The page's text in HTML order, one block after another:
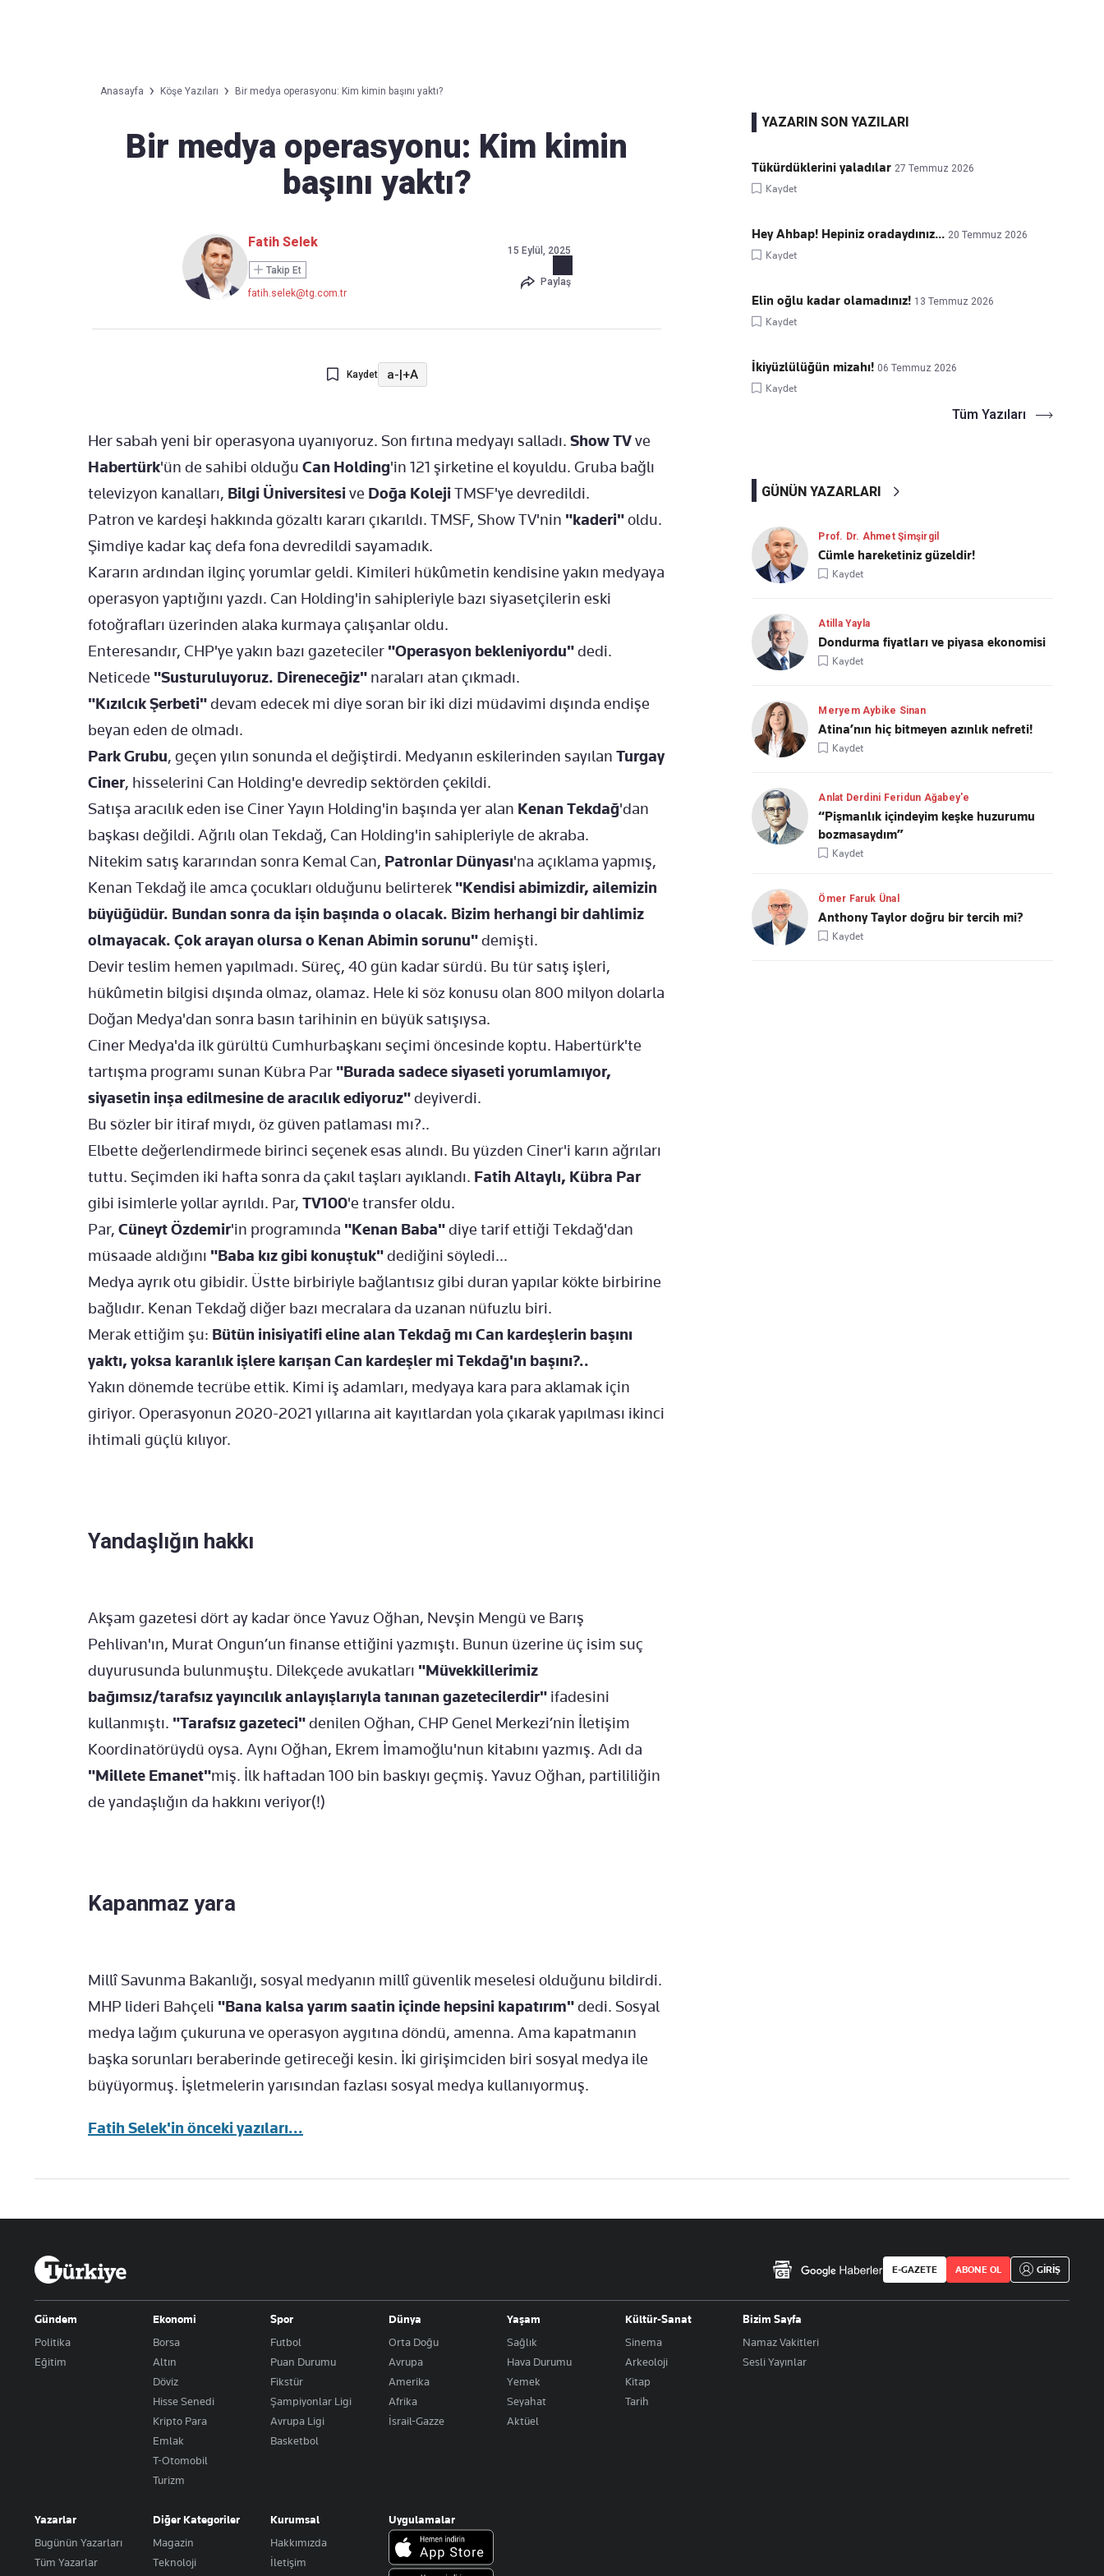
Anasayfa Köşe Yazıları Bir medya operasyonu: Kim kimin başını yaktı?
Bir medya operasyonu: Kim kimin
başını yaktı?
Fatih Selek
Takip Et
fatih.selek@tg.com.tr
15 Eylül, 2025
Paylaş
Kaydet a-|+A
Her sabah yeni bir operasyona uyanıyoruz. Son fırtına medyayı salladı. Show TVve
Habertürk'ün de sahibi olduğu Can Holding'in 121 şirketine el koyuldu. Gruba bağlı
televizyon kanalları, Bilgi Üniversitesive Doğa KolejiTMSF'ye devredildi.
Patron ve kardeşi hakkında gözaltı kararı çıkarıldı. TMSF, Show TV'nin "kaderi"oldu.
Şimdiye kadar kaç defa fona devredildi sayamadık.
Kararın ardından ilginç yorumlar geldi. Kimileri hükûmetin kendisine yakın medyaya
operasyon yaptığını yazdı. Can Holding'in sahipleriyle bazı siyasetçilerin eski
fotoğrafları üzerinden alaka kurmaya çalışanlar oldu.
Enteresandır, CHP'ye yakın bazı gazeteciler "Operasyon bekleniyordu"dedi.
Neticede "Susturuluyoruz. Direneceğiz" naraları atan çıkmadı.
"Kızılcık Şerbeti"devam edecek mi diye soran bir iki dizi müdavimi dışında endişe
beyan eden de olmadı.
Park Grubu, geçen yılın sonunda el değiştirdi. Medyanın eskilerinden sayılan Turgay
Ciner, hisselerini Can Holding'e devredip sektörden çekildi.
Satışa aracılık eden ise Ciner Yayın Holding'in başında yer alan Kenan Tekdağ'dan
başkası değildi. Ağrılı olan Tekdağ, Can Holding'in sahipleriyle de akraba.
Nitekim satış kararından sonra Kemal Can, Patronlar Dünyası'na açıklama yapmış,
Kenan Tekdağ ile amca çocukları olduğunu belirterek "Kendisi abimizdir, ailemizin
büyüğüdür. Bundan sonra da işin başında o olacak. Bizim herhangi bir dahlimiz
olmayacak. Çok arayan olursa o Kenan Abimin sorunu"demişti.
Devir teslim hemen yapılmadı. Süreç, 40 gün kadar sürdü. Bu tür satış işleri,
hükûmetin bilgisi dışında olmaz, olamaz. Hele ki söz konusu olan 800 milyon dolarla
Doğan Medya'dan sonra basın tarihinin en büyük satışıysa.
Ciner Medya'da ilk gürültü Cumhurbaşkanı seçimi öncesinde koptu. Habertürk'te
tartışma programı sunan Kübra Par "Burada sadece siyaseti yorumlamıyor,
siyasetin inşa edilmesine de aracılık ediyoruz"deyiverdi.
Bu sözler bir itiraf mıydı, öz güven patlaması mı?..
Elbette değerlendirmede birinci seçenek esas alındı. Bu yüzden Ciner'i karın ağrıları
tuttu. Seçimden iki hafta sonra da çakıl taşları ayıklandı. Fatih Altaylı, Kübra Par
gibi isimlerle yollar ayrıldı. Par, TV100'e transfer oldu.
Par, Cüneyt Özdemir'in programında "Kenan Baba"diye tarif ettiği Tekdağ'dan
müsaade aldığını "Baba kız gibi konuştuk"dediğini söyledi...
Medya ayrık otu gibidir. Üstte birbiriyle bağlantısız gibi duran yapılar kökte birbirine
bağlıdır. Kenan Tekdağ diğer bazı mecralara da uzanan nüfuzlu biri.
Merak ettiğim şu: Bütün inisiyatifi eline alan Tekdağ mı Can kardeşlerin başını
yaktı, yoksa karanlık işlere karışan Can kardeşler mi Tekdağ'ın başını?..
Yakın dönemde tecrübe ettik. Kimi iş adamları, medyaya kara para aklamak için
giriyor. Operasyonun 2020-2021 yıllarına ait kayıtlardan yola çıkarak yapılması ikinci
ihtimali güçlü kılıyor.
Yandaşlığın hakkı
Akşam gazetesi dört ay kadar önce Yavuz Oğhan, Nevşin Mengü ve Barış
Pehlivan'ın, Murat Ongun’un finanse ettiğini yazmıştı. Bunun üzerine üç isim suç
duyurusunda bulunmuştu. Dilekçede avukatları "Müvekkillerimiz
bağımsız/tarafsız yayıncılık anlayışlarıyla tanınan gazetecilerdir" ifadesini
kullanmıştı. "Tarafsız gazeteci"denilen Oğhan, CHP Genel Merkezi’nin İletişim
Koordinatörüydü oysa. Aynı Oğhan, Ekrem İmamoğlu'nun kitabını yazmış. Adı da
"Millete Emanet"miş. İlk haftadan 100 bin baskıyı geçmiş. Yavuz Oğhan, partililiğin
de yandaşlığın da hakkını veriyor(!)
Kapanmaz yara
Millî Savunma Bakanlığı, sosyal medyanın millî güvenlik meselesi olduğunu bildirdi.
MHP lideri Bahçeli "Bana kalsa yarım saatin içinde hepsini kapatırım"dedi. Sosyal
medya lağım çukuruna ve operasyon aygıtına döndü, amenna. Ama kapatmanın
başka sorunları beraberinde getireceği kesin. İki girişimciden biri sosyal medya ile
büyüyormuş. İşletmelerin yarısından fazlası sosyal medya kullanıyormuş.
Fatih Selek'in önceki yazıları...
YAZARIN SON YAZILARI
Tükürdüklerini yaladılar 27 Temmuz 2026
Kaydet
Hey Ahbap! Hepiniz oradaydınız... 20 Temmuz 2026
Kaydet
Elin oğlu kadar olamadınız! 13 Temmuz 2026
Kaydet
İkiyüzlülüğün mizahı! 06 Temmuz 2026
Kaydet
Tüm Yazıları
GÜNÜN YAZARLARI
Prof. Dr. Ahmet Şimşirgil
Cümle hareketiniz güzeldir!
Kaydet
Atilla Yayla
Dondurma fiyatları ve piyasa ekonomisi
Kaydet
Meryem Aybike Sinan
Atina’nın hiç bitmeyen azınlık nefreti!
Kaydet
Anlat Derdini Feridun Ağabey'e
“Pişmanlık içindeyim keşke huzurumu
bozmasaydım”
Kaydet
Ömer Faruk Ünal
Anthony Taylor doğru bir tercih mi?
Kaydet
E-GAZETE ABONE OL GİRİŞ
Gündem
Politika
Eğitim
Ekonomi
Borsa
Altın
Döviz
Hisse Senedi
Kripto Para
Emlak
T-Otomobil
Turizm
Spor
Futbol
Puan Durumu
Fikstür
Şampiyonlar Ligi
Avrupa Ligi
Basketbol
Dünya
Orta Doğu
Avrupa
Amerika
Afrika
İsrail-Gazze
Yaşam
Sağlık
Hava Durumu
Yemek
Seyahat
Aktüel
Kültür-Sanat
Sinema
Arkeoloji
Kitap
Tarih
Bizim Sayfa
Namaz Vakitleri
Sesli Yayınlar
Yazarlar
Bugünün Yazarları
Tüm Yazarlar
Diğer Kategoriler
Magazin
Teknoloji
Kurumsal
Hakkımızda
İletişim
Uygulamalar